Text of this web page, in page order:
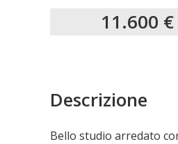
11.600 €
Descrizione
Bello studio arredato